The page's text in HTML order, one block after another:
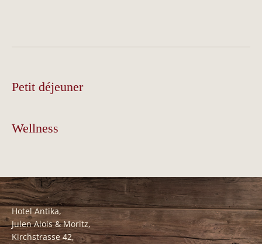
Petit déjeuner
Wellness
Hotel Antika,
Julen Alois & Moritz,
Kirchstrasse 42,